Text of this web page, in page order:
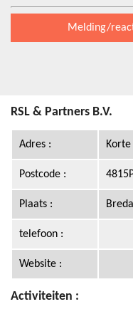
Melding/
RSL & Partners B.V.
Adres :
Postcode :
Plaats : Breda
telefoon :
Website :
Activiteiten :